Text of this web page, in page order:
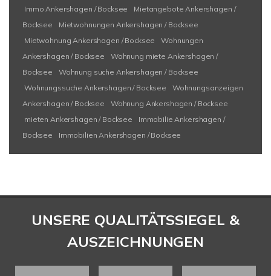
Immo Ankershagen / Bocksee
Mietangebote Ankershagen /
Bocksee
Mietwohnungen Ankershagen / Bocksee
Mietwohnung Ankershagen / Bocksee
Wohnungen
Ankershagen / Bocksee
Wohnung miete Ankershagen /
Bocksee
Wohnung suche Ankershagen / Bocksee
Wohnungssuche Ankershagen / Bocksee
Wohnungsanzeigen
Ankershagen / Bocksee
Wohnung Ankershagen / Bocksee
mieten Ankershagen / Bocksee
Immobilie Ankershagen /
Bocksee
Immobilien Ankershagen / Bocksee
UNSERE QUALITÄTSSIEGEL &
AUSZEICHNUNGEN